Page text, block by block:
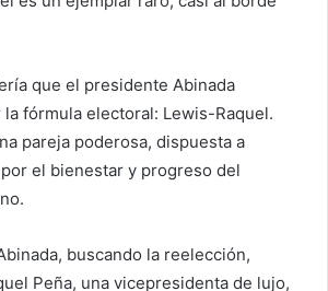
que el presidente Abinada
fórmula electoral: Lewis-Raquel.
pareja poderosa, dispuesta a
el bienestar y progreso del
buscando la reelección,
Peña, una vicepresidenta de lujo,